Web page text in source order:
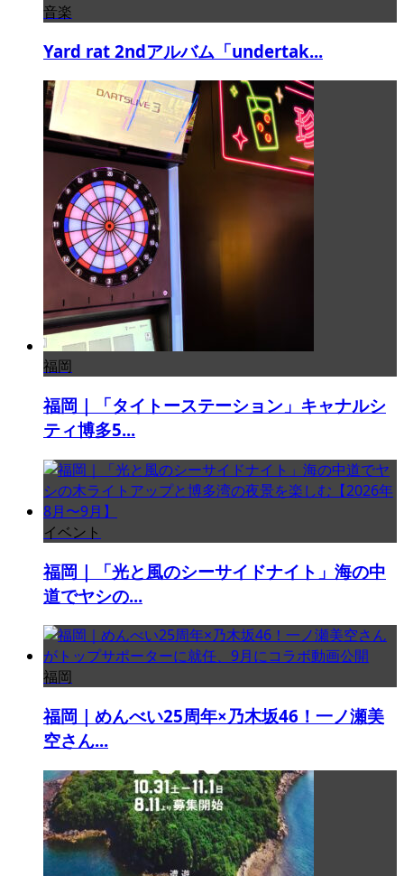
音楽
Yard rat 2ndアルバム「undertak...
福岡
福岡｜「タイトーステーション」キャナルシ
ティ博多5...
イベント
福岡｜「光と風のシーサイドナイト」海の中
道でヤシの...
福岡
福岡｜めんべい25周年×乃木坂46！一ノ瀬美
空さん...